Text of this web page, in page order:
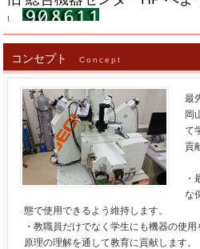
!
コンセプト Concept
最
岡
て
貢
・
な
態で使用できるよう維持します。
・教職員だけでなく学生にも機器の使
原理の理解を通して教育に貢献します。